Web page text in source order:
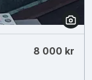
8 000 kr